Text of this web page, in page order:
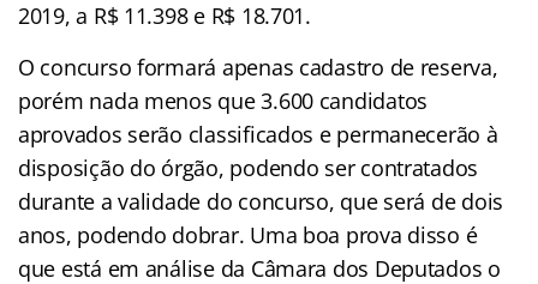
2019, a R$ 11.398 e R$ 18.701.
O concurso formará apenas cadastro de reserva,
porém nada menos que 3.600 candidatos
aprovados serão classificados e permanecerão à
disposição do órgão, podendo ser contratados
durante a validade do concurso, que será de dois
anos, podendo dobrar. Uma boa prova disso é
que está em análise da Câmara dos Deputados o